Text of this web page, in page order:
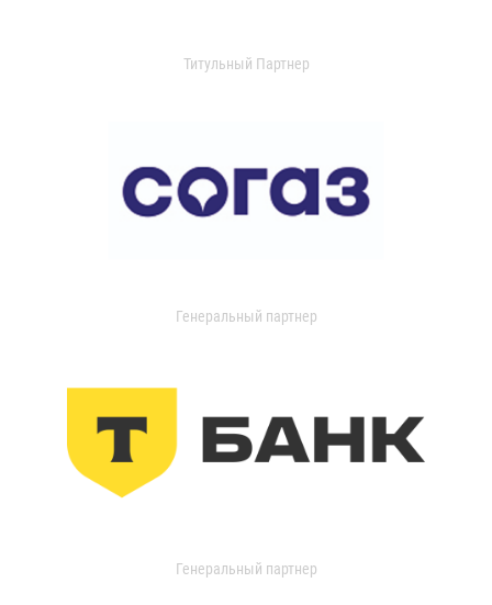
Титульный Партнер
Генеральный партнер
Генеральный партнер